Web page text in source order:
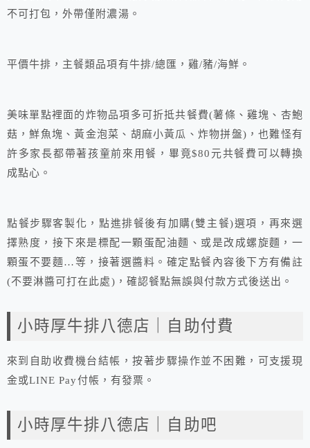
不可打包，外帶僅附濃湯。
平價牛排，主餐類品項有牛排/總匯，雞/豬/海鮮。
美味單點裡面的炸物品項多可折抵共餐費(薯條、雞塊、杏鮑
菇，鮮魚塊、黃金泡菜、胡麻小黃瓜、炸物拼盤)，也難怪有
許多家長都帶著孩童前來用餐，畢竟$80元共餐費可以轉換
成點心。
點餐步驟客製化，點進排餐後有加購(雙主餐)選項，再來選
擇熟度，接下來是標配一顆蛋配油麵、或是改成螺旋麵，一
顆蛋不要麵…等，接著選醬料。確定點餐內容後下方有備註
(不要淋醬可打在此處)，確認餐點無誤與付款方式後送出。
小時厚牛排八德店｜自助付費
來到自助收費機台結帳，按著步驟操作並不困難，可支援現
金或LINE Pay付帳，有發票。
小時厚牛排八德店｜自助吧